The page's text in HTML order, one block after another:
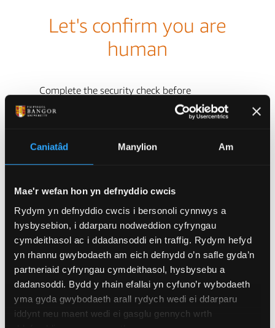
Caniatâd Manylion Am
Mae'r wefan hon yn defnyddio cwcis
Rydym yn defnyddio cwcis i bersonoli cynnwys a
hysbysebion, i ddarparu nodweddion cyfryngau
cymdeithasol ac i ddadansoddi ein traffig. Rydym hefyd
yn rhannu gwybodaeth am eich defnydd o’n safle gyda’n
partneriaid cyfryngau cymdeithasol, hysbysebu a
dadansoddi. Bydd y rhain efallai yn cyfuno’r wybodaeth
yma gyda gwybodaeth arall rydych wedi ei ddarparu
iddynt neu maent wedi ei gasglu gennych wrth